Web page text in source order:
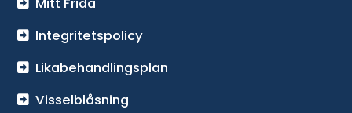
Integritetspolicy
Likabehandlingsplan
Visselblåsning